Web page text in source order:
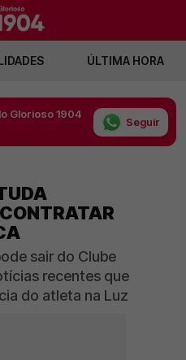
ÚLTIMA HORA
Glorioso 1904
Seguir
sair do Clube
recentes que
do atleta na Luz